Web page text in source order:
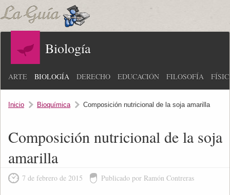
Biología
ARTE BIOLOGÍA DERECHO EDUCACIÓN FILOSOFÍA
Inicio Bioquímica Composición nutricional de la soja amarilla
Composición nutricional de la soja
amarilla
7 de febrero de 2015 Publicado por Ramón Contreras